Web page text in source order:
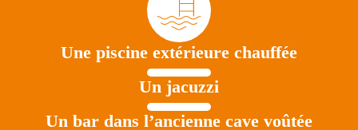
Une piscine extérieure chauffée
Un jacuzzi
Un bar dans l’ancienne cave voûtée